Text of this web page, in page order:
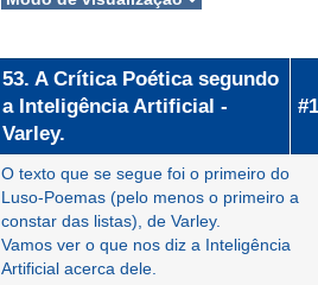
53. A Crítica Poética segundo
a Inteligência Artificial -
Varley.
#1
O texto que se segue foi o primeiro do
Luso-Poemas (pelo menos o primeiro a
constar das listas), de Varley.
Vamos ver o que nos diz a Inteligência
Artificial acerca dele.